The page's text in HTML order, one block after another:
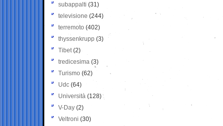
subappalti (31)
televisione(244)
terremoto (402)
thyssenkrupp (3)
Tibet(2)
tredicesima (3)
Turismo (62)
Udc (64)
Università (128)
V-Day (2)
Veltroni (30)